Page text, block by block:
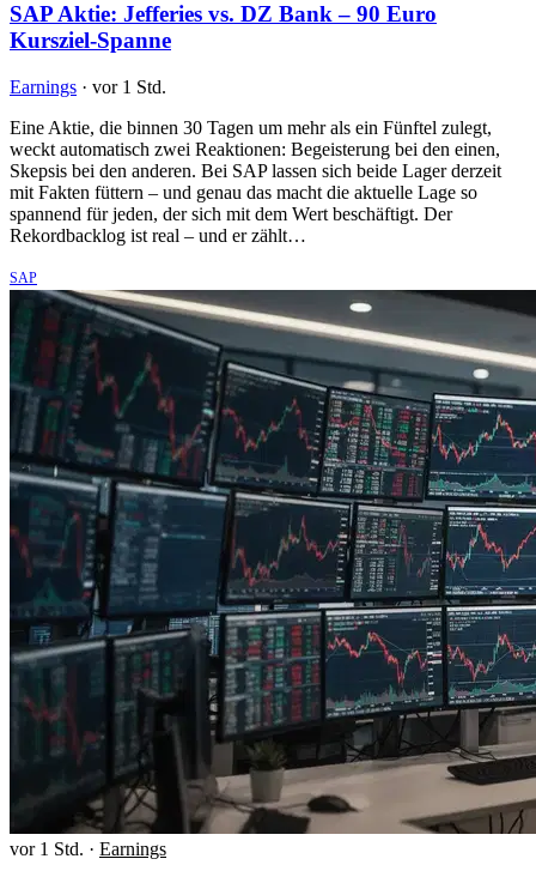
SAP Aktie: Jefferies vs. DZ Bank – 90 Euro
Kursziel-Spanne
Earnings · vor 1 Std.
Eine Aktie, die binnen 30 Tagen um mehr als ein Fünftel zulegt,
weckt automatisch zwei Reaktionen: Begeisterung bei den einen,
Skepsis bei den anderen. Bei SAP lassen sich beide Lager derzeit
mit Fakten füttern – und genau das macht die aktuelle Lage so
spannend für jeden, der sich mit dem Wert beschäftigt. Der
Rekordbacklog ist real – und er zählt…
SAP
vor 1 Std. · Earnings